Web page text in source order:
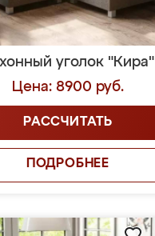
уголок "Кира"
Цена: 8900 руб.
РАССЧИТАТЬ
ПОДРОБНЕЕ